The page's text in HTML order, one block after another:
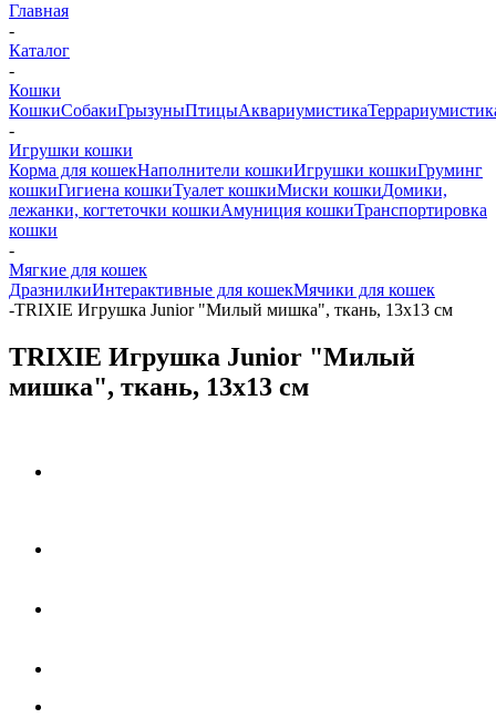
Главная
-
Каталог
-
Кошки
КошкиСобакиГрызуныПтицыАквариумистика
-
Игрушки кошки
Корма для кошекНаполнители кошкиИгрушки кошкиГруминг
кошкиГигиена кошкиТуалет кошкиМиски кошкиДомики,
лежанки, когтеточки кошкиАмуниция кошкиТранспортировка
кошки
-
Мягкие для кошек
ДразнилкиИнтерактивные для кошекМячики для кошек
-TRIXIE Игрушка Junior "Милый мишка", ткань, 13х13 см
TRIXIE Игрушка Junior "Милый
мишка", ткань, 13х13 см